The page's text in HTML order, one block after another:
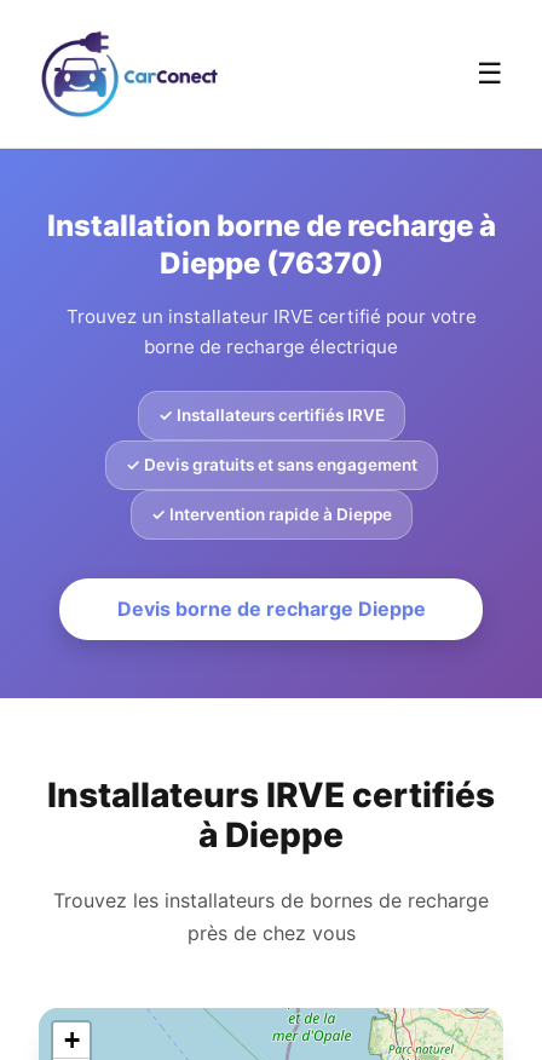
☰
Installation borne de recharge à
Dieppe (76370)
Trouvez un installateur IRVE certifié pour votre
borne de recharge électrique
✓ Installateurs certifiés IRVE
✓ Devis gratuits et sans engagement
✓ Intervention rapide à Dieppe
Devis borne de recharge Dieppe
Installateurs IRVE certifiés
à Dieppe
Trouvez les installateurs de bornes de recharge
près de chez vous
+